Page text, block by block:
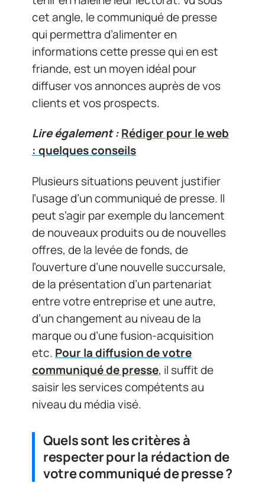
cet angle, le communiqué de presse
qui permettra d’alimenter en
informations cette presse qui en est
friande, est un moyen idéal pour
diffuser vos annonces auprès de vos
clients et vos prospects.
Lire également :Rédiger pour le web
: quelques conseils
Plusieurs situations peuvent justifier
l’usage d’un communiqué de presse. Il
peut s’agir par exemple du lancement
de nouveaux produits ou de nouvelles
offres, de la levée de fonds, de
l’ouverture d’une nouvelle succursale,
de la présentation d’un partenariat
entre votre entreprise et une autre,
d’un changement au niveau de la
marque ou d’une fusion-acquisition
etc. Pour la diffusion de votre
communiqué de presse, il suffit de
saisir les services compétents au
niveau du média visé.
Quels sont les critères à
respecter pour la rédaction de
votre communiqué de presse ?